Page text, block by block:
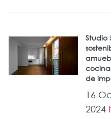
Studio
de
16
2024